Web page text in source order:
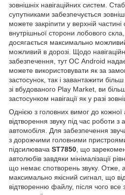
зовнішніх навігаційних систем.
супутниками забезпечується
можете закріпити у верхній
внутрішньої сторони лобового
досягається максимально
можливий в дорозі. Щодо
забезпечення, тут ОС Android
можете використовувати як за
застосунок, так і завантажити
зі вбудованого Play Market, ви
застосунком навігації як у разі
Однією з головних вимог до кожної
відтворення звуку під час роботи
автомобіля. Для забезпечення
з дорожчими головними
підсилювача ST7850 , що
автолюбів завдяки мінімалізації
що немає спотворень звуку. Отже,
максимально якісний сигнал, що
відтворенню файлу, після чого все